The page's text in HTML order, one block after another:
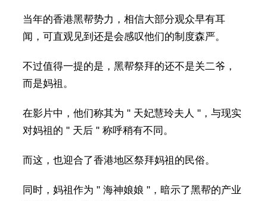
当年的香港黑帮势力，相信大部分观众早有耳
闻，可直观见到还是会感叹他们的制度森严。
不过值得一提的是，黑帮祭拜的还不是关二爷，
而是妈祖。
在影片中，他们称其为 " 天妃慧玲夫人 "，与现实
对妈祖的 " 天后 " 称呼稍有不同。
而这，也迎合了香港地区祭拜妈祖的民俗。
同时，妈祖作为 " 海神娘娘 "，暗示了黑帮的产业